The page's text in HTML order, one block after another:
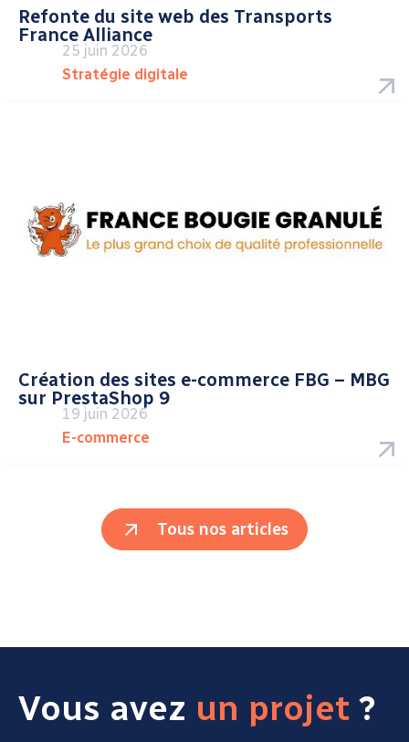
Refonte du site web des Transports
France Alliance
25 juin 2026
Stratégie digitale
Création des sites e-commerce FBG – MBG
sur PrestaShop 9
19 juin 2026
E-commerce
Tous nos articles
Vous avez un projet ?